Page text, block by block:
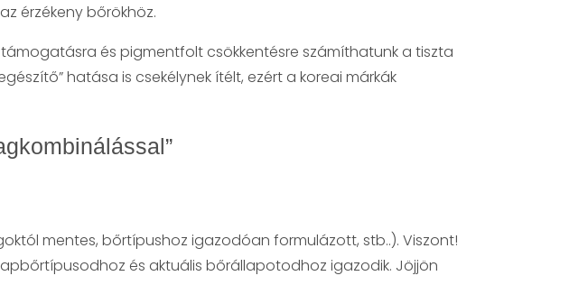
érzékeny bőrökhöz.
és pigmentfolt csökkentésre számíthatunk a tiszta
hatása is csekélynek ítélt, ezért a koreai márkák
mentes, bőrtípushoz igazodóan formulázott, stb..). Viszont!
és aktuális bőrállapotodhoz igazodik. Jöjjön